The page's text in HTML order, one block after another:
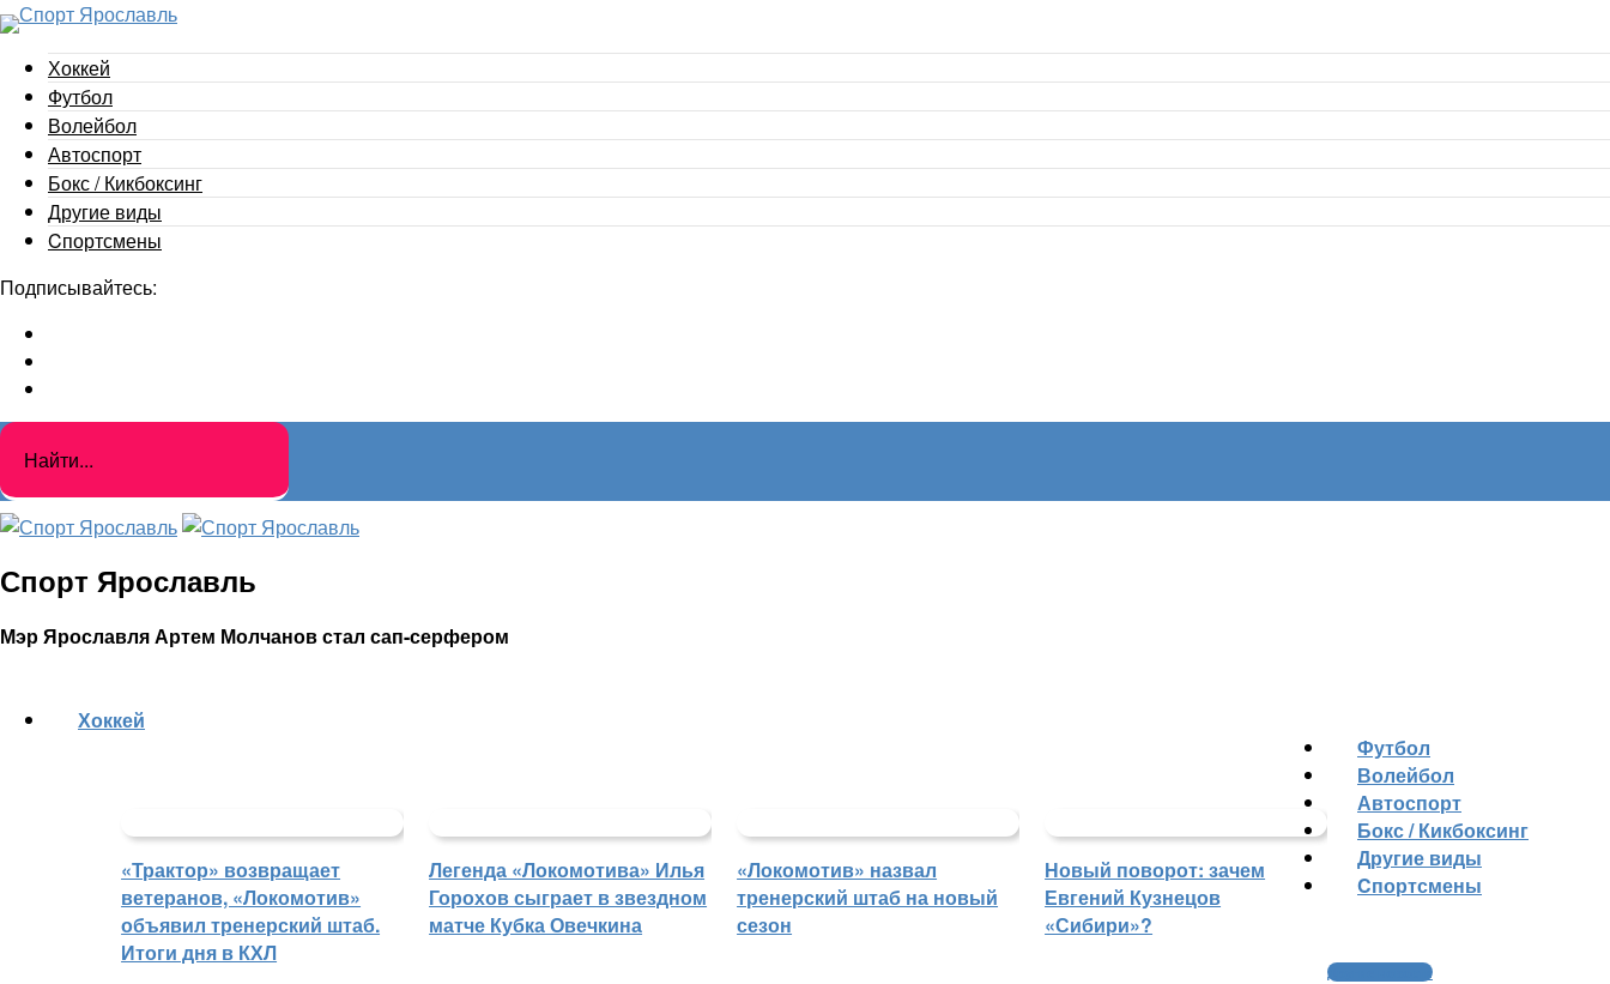
Хоккей
Футбол
Волейбол
Автоспорт
Бокс / Кикбоксинг
Другие виды
Cпортсмены
Подписывайтесь:
Спорт Ярославль
Мэр Ярославля Артем Молчанов стал сап-серфером
Хоккей
«Трактор» возвращает
ветеранов, «Локомотив»
объявил тренерский штаб.
Итоги дня в КХЛ
Легенда «Локомотива» Илья
Горохов сыграет в звездном
матче Кубка Овечкина
«Локомотив» назвал
тренерский штаб на новый
сезон
Новый поворот: зачем
Евгений Кузнецов
«Сибири»?
Футбол
Волейбол
Автоспорт
Бокс / Кикбоксинг
Другие виды
Cпортсмены
Другие новости